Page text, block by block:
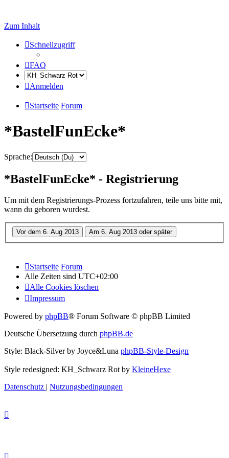
Zum Inhalt
Schnellzugriff
FAQ
Anmelden
Startseite Forum
*BastelFunEcke*
Sprache:
*BastelFunEcke* - Registrierung
Um mit dem Registrierungs-Prozess fortzufahren, teile uns bitte mit,
wann du geboren wurdest.
Startseite Forum
Alle Zeiten sind UTC+02:00
Alle Cookies löschen
Impressum
Powered by phpBB® Forum Software © phpBB Limited
Deutsche Übersetzung durch phpBB.de
Style: Black-Silver by Joyce&Luna phpBB-Style-Design
Style redesigned: KH_Schwarz Rot by KleineHexe
Datenschutz | Nutzungsbedingungen